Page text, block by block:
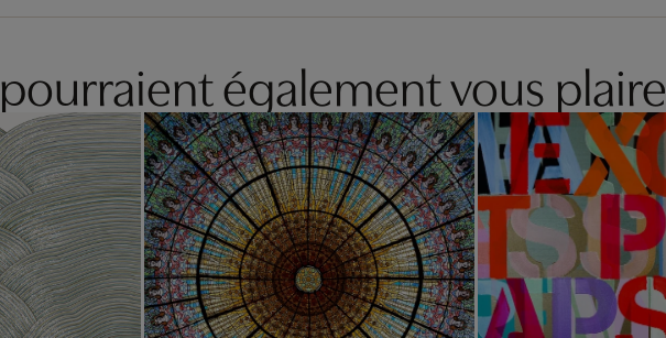
également vous plaire